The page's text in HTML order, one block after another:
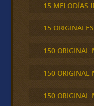
15 MELODÍAS
15 ORIGINALES
150 ORIGINAL
150 ORIGINAL
150 ORIGINAL